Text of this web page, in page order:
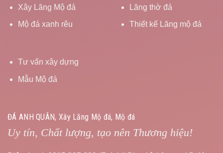
Xây Lăng Mộ đá
Mộ đá xanh rêu
Lăng thờ đá
Thiết kế Lăng mộ đá
Tư vấn xây dựng
Mẫu Mộ đá
ĐÁ ANH QUÂN, Xây Lăng Mộ đá, Mộ đá
Uy tín, Chất lượng, tạo nên Thương hiệu!